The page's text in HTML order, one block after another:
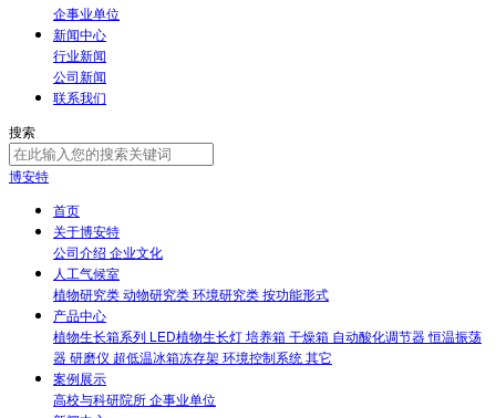
企事业单位
新闻中心
行业新闻
公司新闻
联系我们
搜索
博安特
首页
关于博安特
公司介绍 企业文化
人工气候室
植物研究类动物研究类环境研究类按功能形式
产品中心
植物生长箱系列 LED植物生长灯培养箱干燥箱 自动酸化调节器恒温振荡
器研磨仪 超低温冰箱冻存架环境控制系统其它
案例展示
高校与科研院所企事业单位